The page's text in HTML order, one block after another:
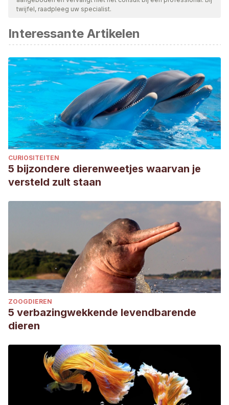
geldigheid te waarborgen. De bibliografie van dit artikel werd
Atlas de dermatología canina y felina. Gustavo Machicote
Goth
twijfel, raadpleeg uw specialist.
Interessante Artikelen
CURIOSITEITEN
5 bijzondere dierenweetjes waarvan je
versteld zult staan
ZOOGDIEREN
5 verbazingwekkende levendbarende
dieren